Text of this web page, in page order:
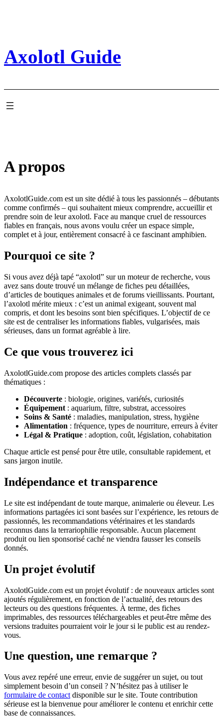
Axolotl Guide
A propos
AxolotlGuide.com est un site dédié à tous les passionnés – débutants
comme confirmés – qui souhaitent mieux comprendre, accueillir et
prendre soin de leur axolotl. Face au manque cruel de ressources
fiables en français, nous avons voulu créer un espace simple,
complet et à jour, entièrement consacré à ce fascinant amphibien.
Pourquoi ce site ?
Si vous avez déjà tapé “axolotl” sur un moteur de recherche, vous
avez sans doute trouvé un mélange de fiches peu détaillées,
d’articles de boutiques animales et de forums vieillissants. Pourtant,
l’axolotl mérite mieux : c’est un animal exigeant, souvent mal
compris, et dont les besoins sont bien spécifiques. L’objectif de ce
site est de centraliser les informations fiables, vulgarisées, mais
sérieuses, dans un format agréable à lire.
Ce que vous trouverez ici
AxolotlGuide.com propose des articles complets classés par
thématiques :
Découverte : biologie, origines, variétés, curiosités
Équipement : aquarium, filtre, substrat, accessoires
Soins & Santé : maladies, manipulation, stress, hygiène
Alimentation : fréquence, types de nourriture, erreurs à éviter
Légal & Pratique : adoption, coût, législation, cohabitation
Chaque article est pensé pour être utile, consultable rapidement, et
sans jargon inutile.
Indépendance et transparence
Le site est indépendant de toute marque, animalerie ou éleveur. Les
informations partagées ici sont basées sur l’expérience, les retours de
passionnés, les recommandations vétérinaires et les standards
reconnus dans la terrariophilie responsable. Aucun placement
produit ou lien sponsorisé caché ne viendra fausser les conseils
donnés.
Un projet évolutif
AxolotlGuide.com est un projet évolutif : de nouveaux articles sont
ajoutés régulièrement, en fonction de l’actualité, des retours des
lecteurs ou des questions fréquentes. À terme, des fiches
imprimables, des ressources téléchargeables et peut-être même des
versions traduites pourraient voir le jour si le public est au rendez-
vous.
Une question, une remarque ?
Vous avez repéré une erreur, envie de suggérer un sujet, ou tout
simplement besoin d’un conseil ? N’hésitez pas à utiliser le
formulaire de contact disponible sur le site. Toute contribution
sérieuse est la bienvenue pour améliorer le contenu et enrichir cette
base de connaissances.